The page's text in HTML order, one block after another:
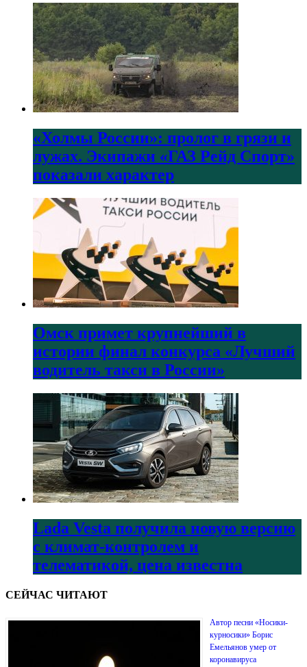
«Холмы России»: пролог в грязи и
лужах. Экипажи «ГАЗ Рейд Спорт»
показали характер
Омск примет крупнейший в
истории финал конкурса «Лучший
водитель такси в России»
Lada Vesta получила новую версию
с климат-контролем и
телематикой, цена известна
СЕЙЧАС ЧИТАЮТ
Автор песни «Носики-
курносики» Борис
Емельянов умер от
коронавируса